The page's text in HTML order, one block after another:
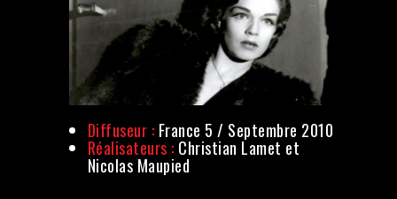
Diffuseur : France 5 / Septembre 2010
Réalisateurs : Christian Lamet et
Nicolas Maupied